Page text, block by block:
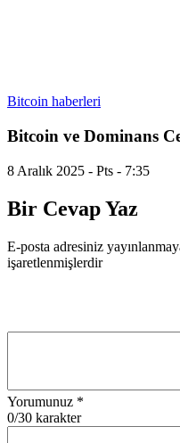
Bitcoin haberleri
Bitcoin ve Dominans
8 Aralık 2025 - Pts - 7:35
Bir Cevap Yaz
E-posta adresiniz
işaretlenmişlerdir
Yorumunuz *
0/30 karakter